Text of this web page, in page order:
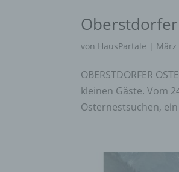
von HausPartale | März
OBERSTDORFER
kleinen Gäste. Vom
Osternestsuchen,